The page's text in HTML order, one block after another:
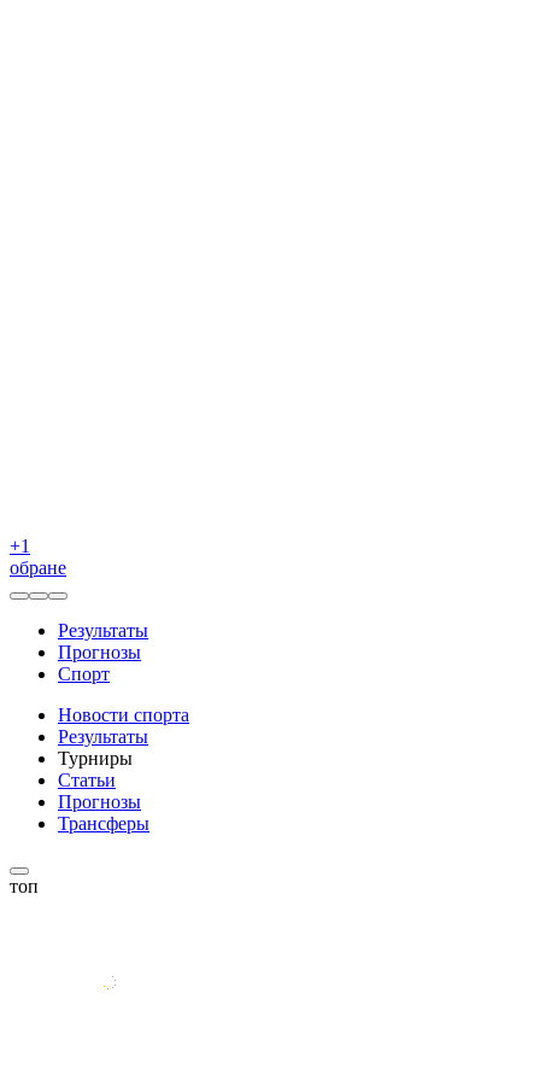
+1
обране
Результаты
Прогнозы
Спорт
Новости спорта
Результаты
Турниры
Статьи
Прогнозы
Трансферы
топ